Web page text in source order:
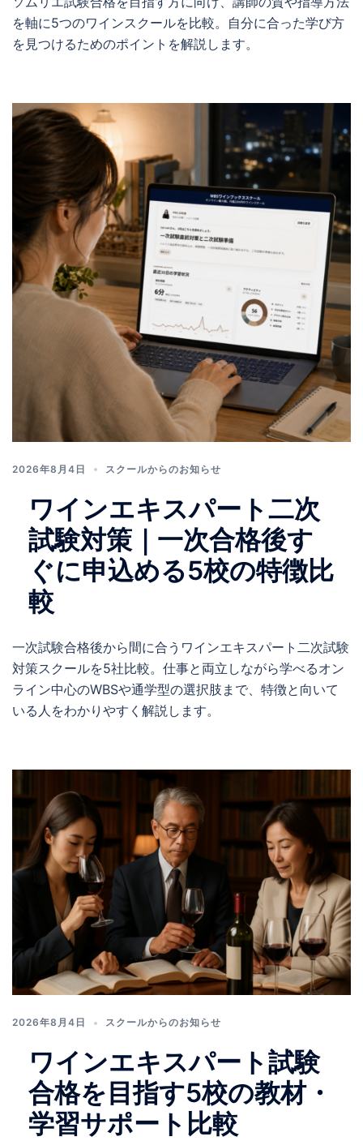
を軸に5つのワインスクールを比較。自分に合った学び方
を見つけるためのポイントを解説します。
2026年8月4日 スクールからのお知らせ
ワインエキスパート二次
試験対策｜一次合格後す
ぐに申込める5校の特徴比
較
一次試験合格後から間に合うワインエキスパート二次試験
対策スクールを5社比較。仕事と両立しながら学べるオン
ライン中心のWBSや通学型の選択肢まで、特徴と向いて
いる人をわかりやすく解説します。
2026年8月4日 スクールからのお知らせ
ワインエキスパート試験
合格を目指す5校の教材・
学習サポート比較